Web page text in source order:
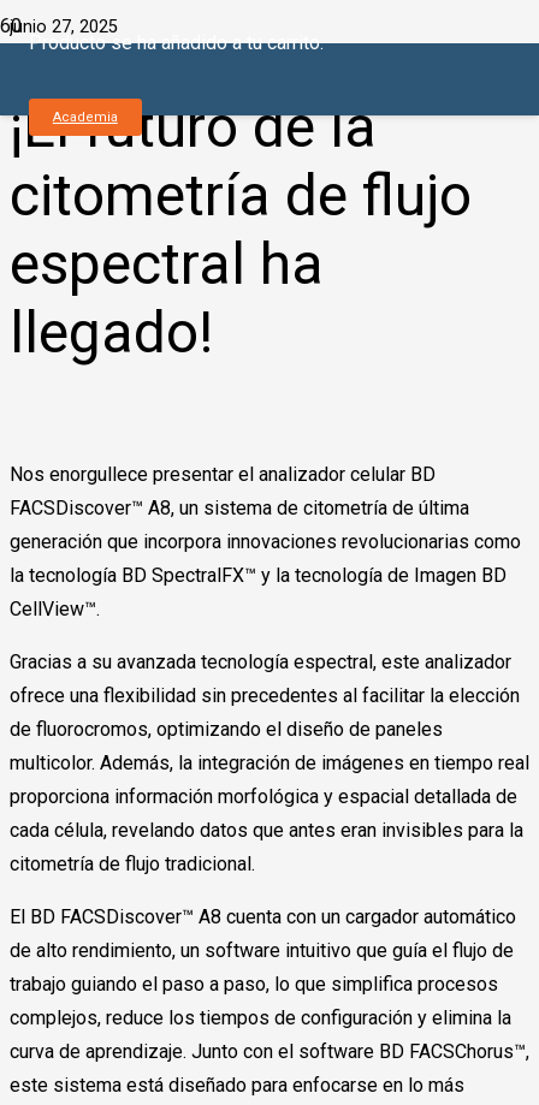
Productose ha añadido a tu carrito.
Academia
junio 27, 2025
¡El futuro de la
citometría de flujo
espectral ha
llegado!
Nos enorgullece presentar el analizador celular BD
FACSDiscover™ A8, un sistema de citometría de última
generación que incorpora innovaciones revolucionarias como
la tecnología BD SpectralFX™ y la tecnología de Imagen BD
CellView™.
Gracias a su avanzada tecnología espectral, este analizador
ofrece una flexibilidad sin precedentes al facilitar la elección
de fluorocromos, optimizando el diseño de paneles
multicolor. Además, la integración de imágenes en tiempo real
proporciona información morfológica y espacial detallada de
cada célula, revelando datos que antes eran invisibles para la
citometría de flujo tradicional.
El BD FACSDiscover™ A8 cuenta con un cargador automático
de alto rendimiento, un software intuitivo que guía el flujo de
trabajo guiando el paso a paso, lo que simplifica procesos
complejos, reduce los tiempos de configuración y elimina la
curva de aprendizaje. Junto con el software BD FACSChorus™,
este sistema está diseñado para enfocarse en lo más